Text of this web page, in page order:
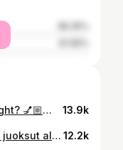
I mean somebody has to do it, right? 💅🏼💁🏼‍♀️✨ • • • #runninggoals #runningmotivation #runningcommunity #helsinki #helsinkicityrunningday #hcrd #finland #halfmarathonfinisher 13.9k
She’s officially back 😎 Okei nää juoksut alkaa tuntumaan siltä, että pitäisköhän vielä osallistua syksyllä johonkin puolimaratoniin 👀@espoorantamaraton onks tänne ketään menossa? Legs are getting used to these long runs again and haven’t had any pain for weeks!! Starting to consider one more race for this year. Should I? 👀 Time to work on that pace too ⚡️ #juoksu #runningmotivation #puolimaratonharjoittelu #halfmarathontraining #stravarun 12.2k